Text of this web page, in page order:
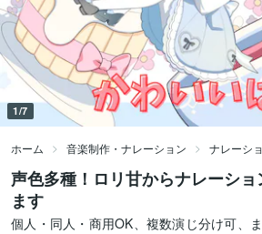
1/7
ホーム 音楽制作・ナレーション ナレーシ
声色多種！ロリ甘からナレーシ
ます
個人・同人・商用OK、複数演じ分け可、